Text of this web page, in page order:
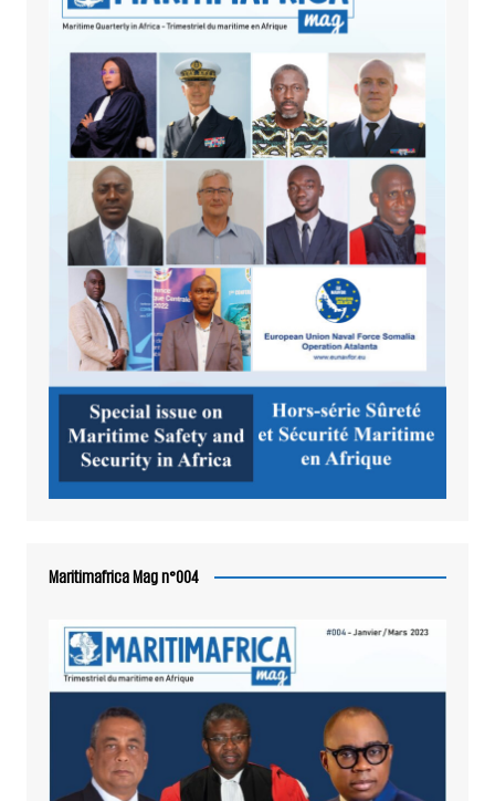
Maritimafrica Mag n°004